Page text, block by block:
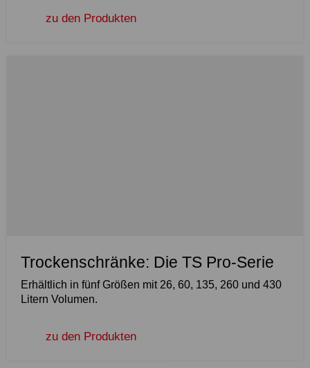
zu den Produkten
Trockenschränke: Die TS Pro-Serie
Erhältlich in fünf Größen mit 26, 60, 135, 260 und 430
Litern Volumen.
zu den Produkten